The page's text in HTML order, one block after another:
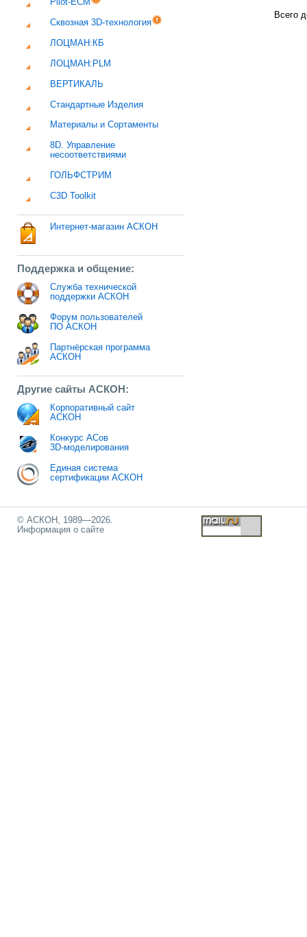
Сквозная 3D-технология
ЛОЦМАН:КБ
ЛОЦМАН:PLM
ВЕРТИКАЛЬ
Стандартные Изделия
Материалы и Сортаменты
8D. Управление
несоответствиями
ГОЛЬФСТРИМ
C3D Toolkit
Интернет-магазин АСКОН
Поддержка и общение:
Служба технической
поддержки АСКОН
Форум пользователей
ПО АСКОН
Партнёрская программа
АСКОН
Другие сайты АСКОН:
Корпоративный сайт
АСКОН
Конкурс АСов
3D-моделирования
Единая система
сертификации АСКОН
Всего
© АСКОН, 1989—2026.
Информация о сайте